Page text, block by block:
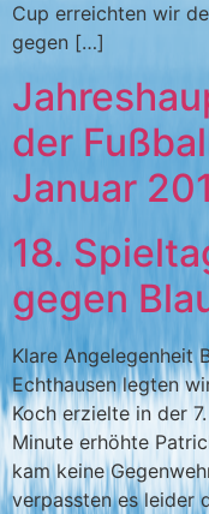
Cup erreichten wir
gegen […]
der
Januar
18.
gegen
Klare Angelegenheit
Echthausen legten
Koch erzielte in der
Minute erhöhte
kam keine
verpassten es leider